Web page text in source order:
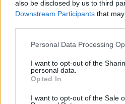
also be disclosed by us to third
Downstream Participants that
Please note that this website/app
not limited to your visit or usage
grant or deny consent to Google
use your data for below specified
consent section.
Personal Data Processing
I want to opt-out of the
personal data.
Opted In
I want to opt-out of the Sale
hangulata – Jön a második
Július végén folytatódik a
sorozat.
#vampire survivors